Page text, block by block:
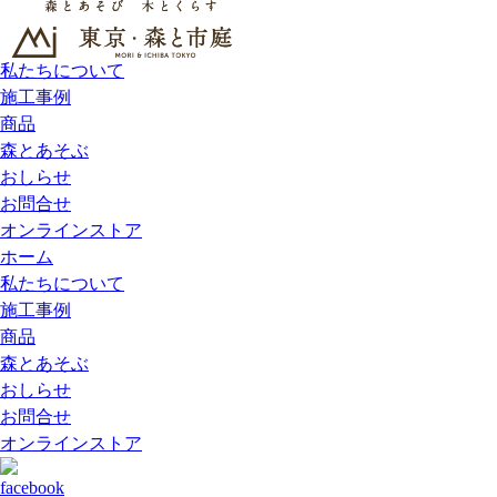
私たちについて
施工事例
商品
森とあそぶ
おしらせ
お問合せ
オンラインストア
ホーム
私たちについて
施工事例
商品
森とあそぶ
おしらせ
お問合せ
オンラインストア